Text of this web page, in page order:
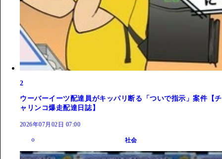
2
ウーバーイーツ配達員がキッパリ断る「ついで指示」案件【チ
ャリンコ爆走配達日誌】
2026年07月02日 07:00
社会